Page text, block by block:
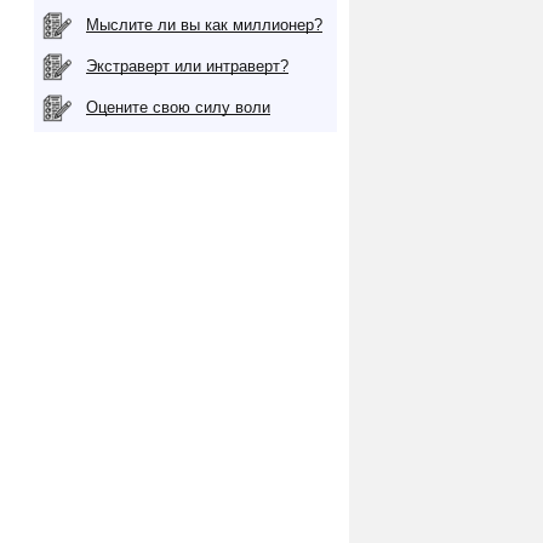
Мыслите ли вы как миллионер?
Экстраверт или интраверт?
Оцените свою силу воли